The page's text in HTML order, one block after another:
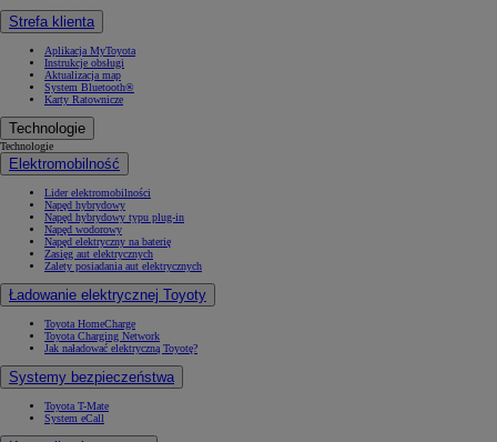
Strefa klienta
Aplikacja MyToyota
Instrukcje obsługi
Aktualizacja map
System Bluetooth®
Karty Ratownicze
Technologie
Technologie
Elektromobilność
Lider elektromobilności
Napęd hybrydowy
Napęd hybrydowy typu plug-in
Napęd wodorowy
Napęd elektryczny na baterię
Zasięg aut elektrycznych
Zalety posiadania aut elektrycznych
Ładowanie elektrycznej Toyoty
Toyota HomeCharge
Toyota Charging Network
Jak naładować elektryczną Toyotę?
Systemy bezpieczeństwa
Toyota T-Mate
System eCall